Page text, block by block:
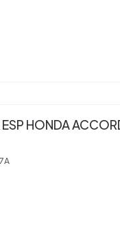
ESP HONDA